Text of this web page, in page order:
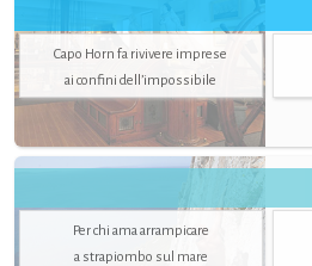
Capo Horn fa rivivere imprese
ai confini dell’impossibile
Per chi ama arrampicare
a strapiombo sul mare